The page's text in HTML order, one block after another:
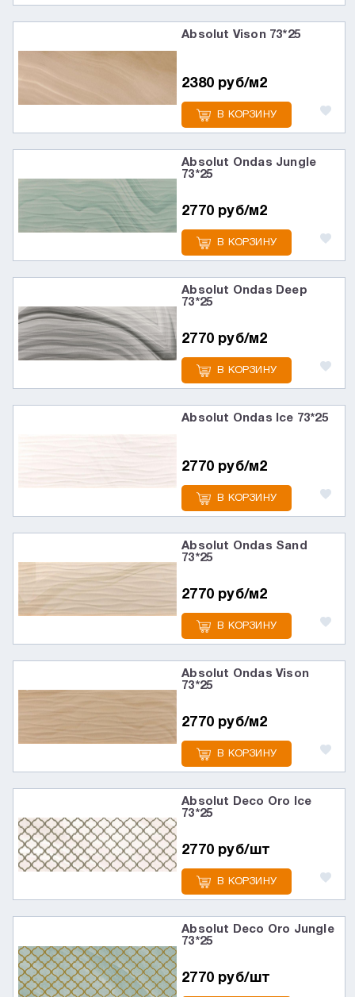
Absolut Vison 73*25
2380 руб/м2
В КОРЗИНУ
Absolut Ondas Jungle
73*25
2770 руб/м2
В КОРЗИНУ
Absolut Ondas Deep
73*25
2770 руб/м2
В КОРЗИНУ
Absolut Ondas Ice 73*25
2770 руб/м2
В КОРЗИНУ
Absolut Ondas Sand
73*25
2770 руб/м2
В КОРЗИНУ
Absolut Ondas Vison
73*25
2770 руб/м2
В КОРЗИНУ
Absolut Deco Oro Ice
73*25
2770 руб/шт
В КОРЗИНУ
Absolut Deco Oro Jungle
73*25
2770 руб/шт